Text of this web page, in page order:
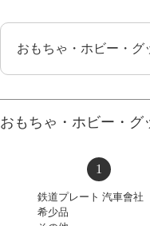
おもちゃ・ホビー・グ
おもちゃ・ホビー・
1
鉄道プレート 汽車會社
希少品